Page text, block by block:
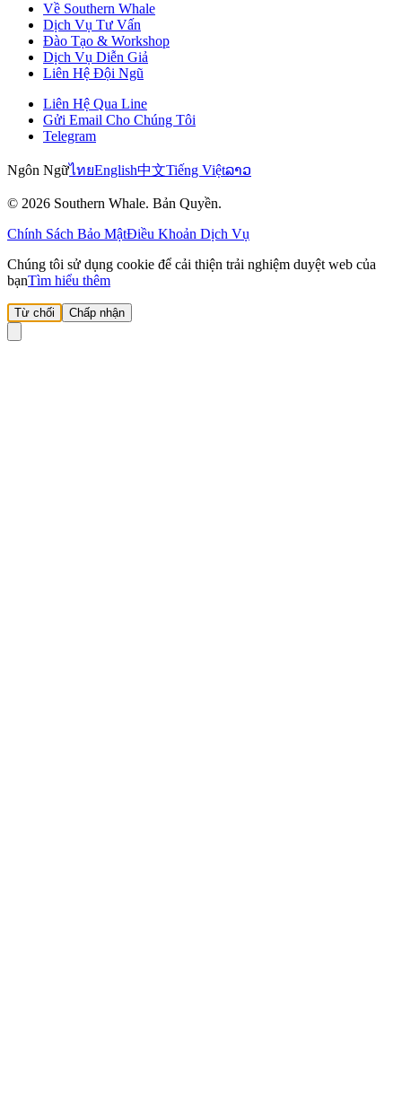
Về Southern Whale
Dịch Vụ Tư Vấn
Đào Tạo & Workshop
Dịch Vụ Diễn Giả
Liên Hệ Đội Ngũ
Liên Hệ Qua Line
Gửi Email Cho Chúng Tôi
Telegram
Ngôn NgữไทยEnglish中文Tiếng Việtລາວ
© 2026 Southern Whale. Bản Quyền.
Chính Sách Bảo MậtĐiều Khoản Dịch Vụ
Chúng tôi sử dụng cookie để cải thiện trải nghiệm duyệt web của
bạnTìm hiểu thêm
Từ chối Chấp nhận